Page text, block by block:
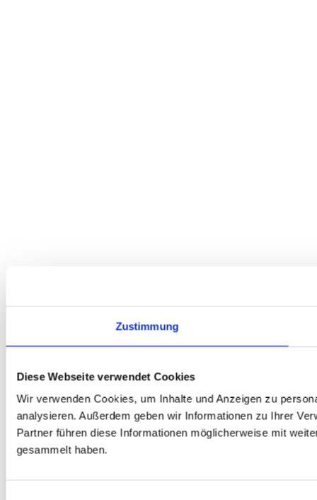
Zustimmung
Diese Webseite verwendet Cookies
Wir verwenden Cookies, um Inhalte und Anzeigen zu
analysieren. Außerdem geben wir Informationen zu Ihrer
Partner führen diese Informationen möglicherweise mit
gesammelt haben.